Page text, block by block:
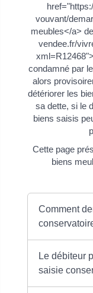
vouvant/
meubles</a>
vendee.fr/
condamné par
alors
détériorer les
sa dette, si le
biens saisis
Cette page
biens
Comment
Le débiteur
saisie